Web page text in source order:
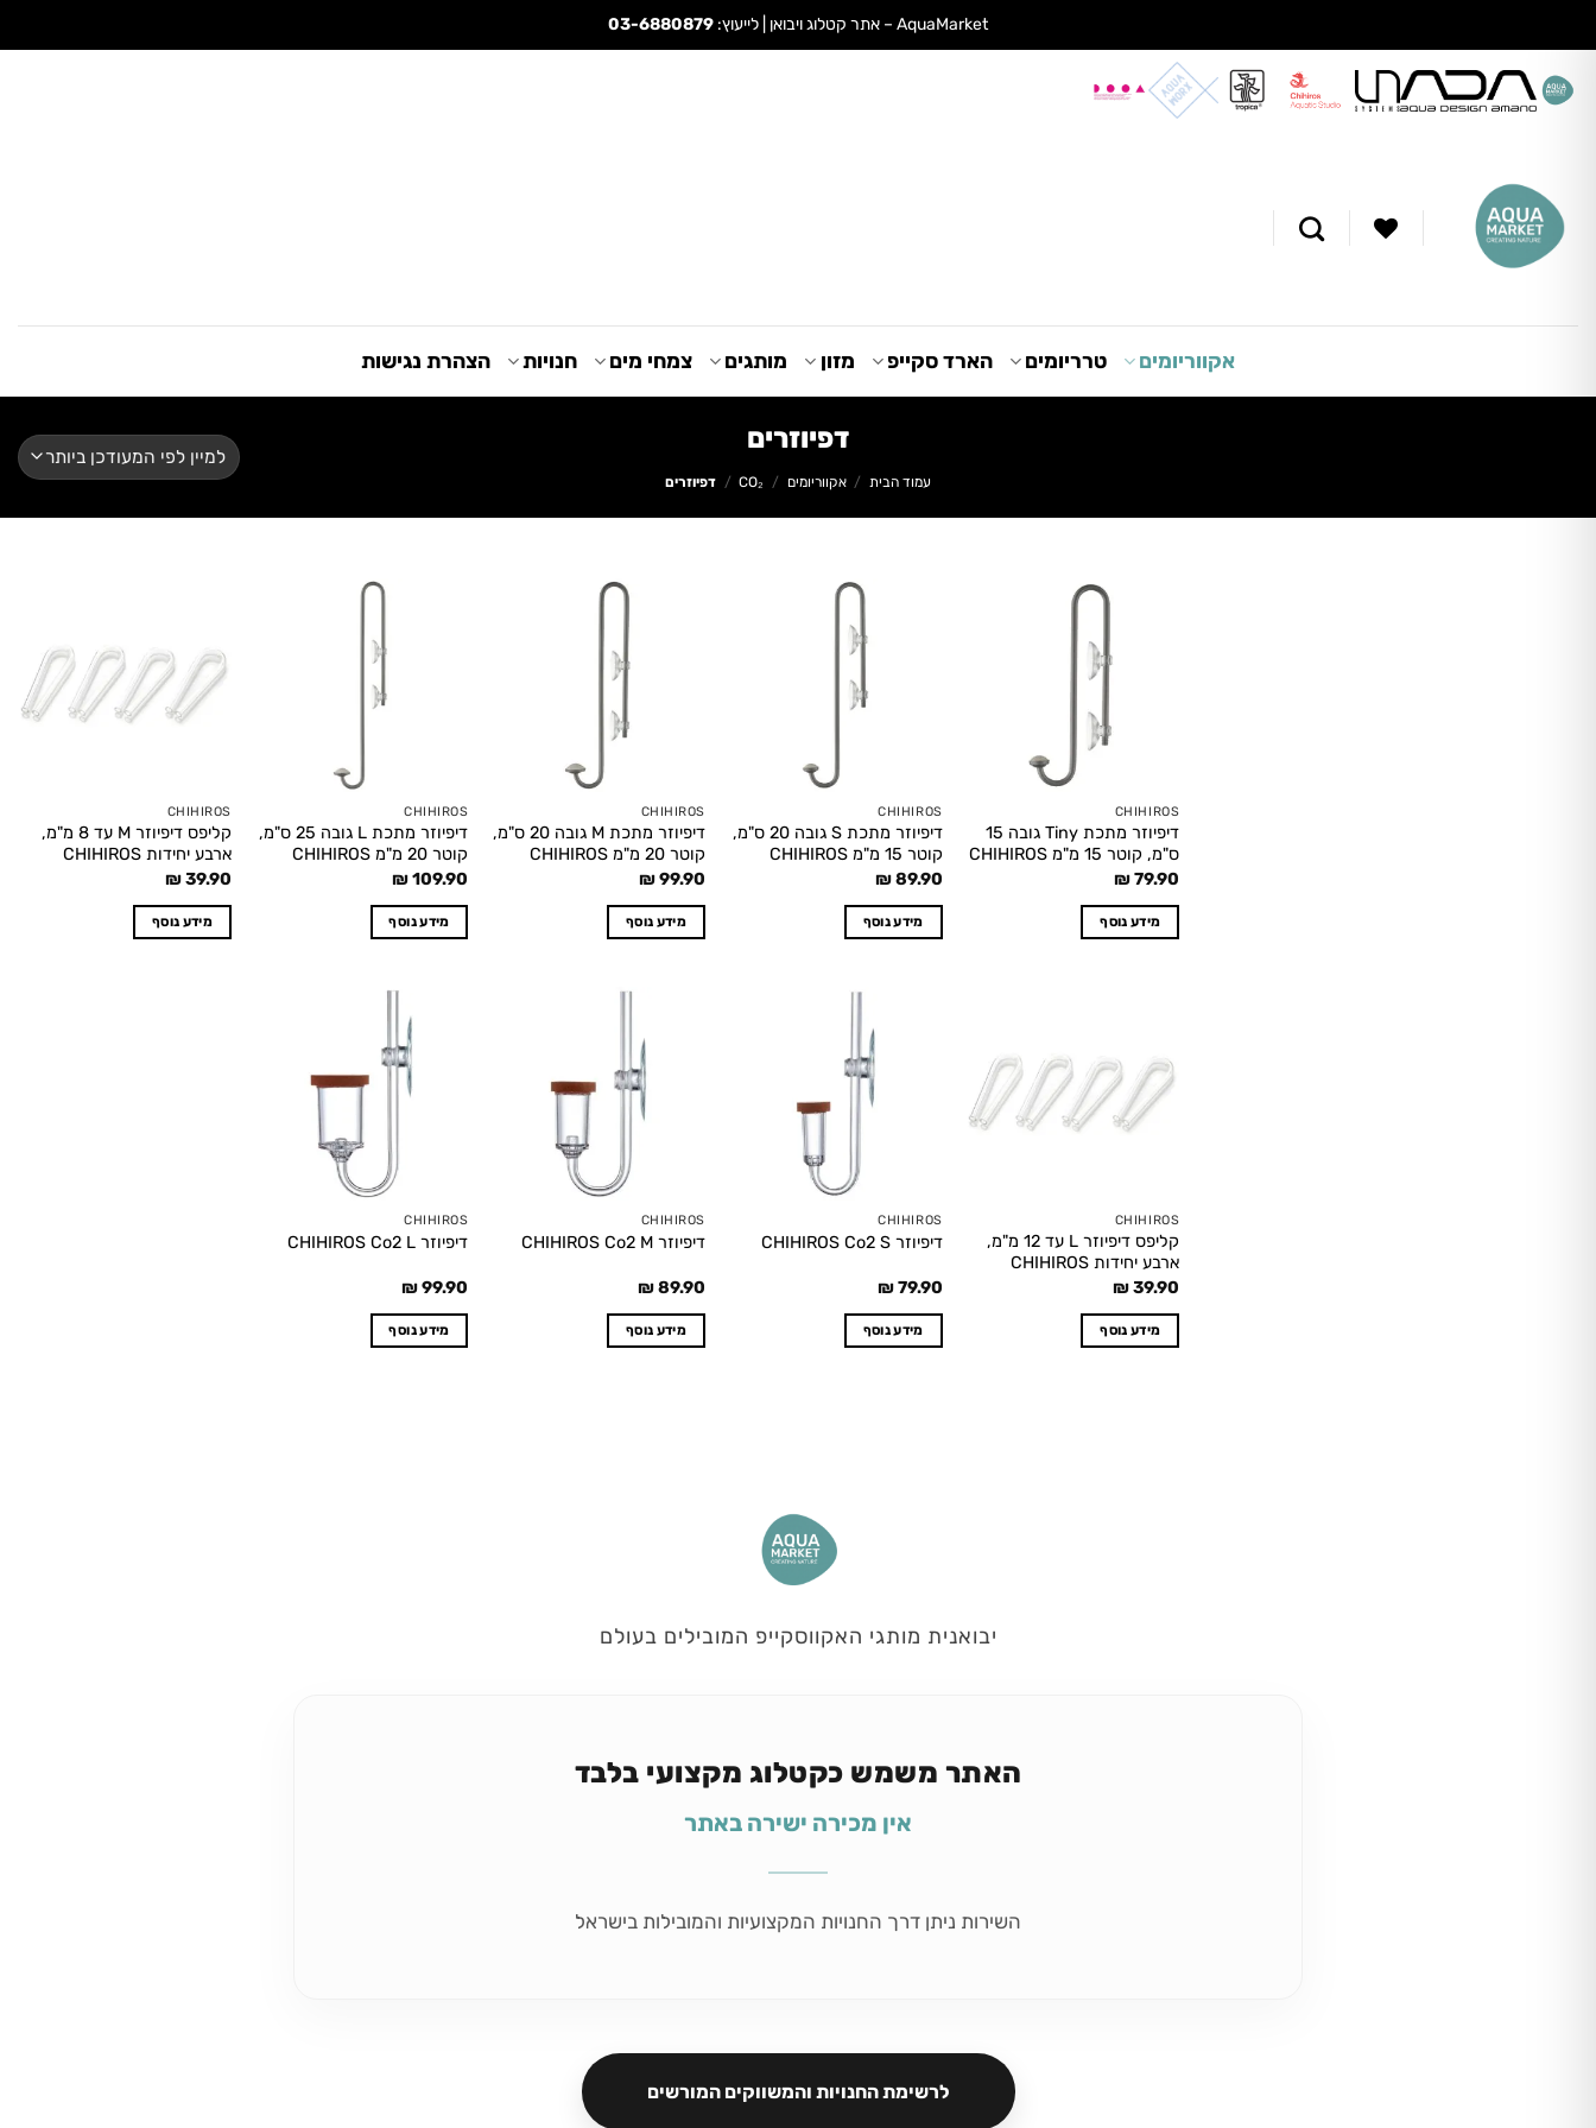
AquaMarket – אתר קטלוג ויבואן | לייעוץ: 03-6880879
אקווריומים טרריומים הארד סקייפ מזון מותגים צמחי מים חנויות הצהרת נגישות
דפיוזרים
עמוד הבית / אקווריומים /
CO₂
/ דפיוזרים
CHIHIROS
דיפיוזר מתכת Tiny גובה 15
ס"מ, קוטר 15 מ"מ CHIHIROS
₪79.90
מידע נוסף
CHIHIROS
דיפיוזר מתכת S גובה 20 ס"מ,
קוטר 15 מ"מ CHIHIROS
₪89.90
מידע נוסף
CHIHIROS
דיפיוזר מתכת M גובה 20 ס"מ,
קוטר 20 מ"מ CHIHIROS
₪99.90
מידע נוסף
CHIHIROS
דיפיוזר מתכת L גובה 25 ס"מ,
קוטר 20 מ"מ CHIHIROS
₪109.90
מידע נוסף
wishlist
CHIHIROS
קליפס דיפיוזר M עד 8 מ"מ,
ארבע יחידות CHIHIROS
₪39.90
מידע נוסף
wishlist
CHIHIROS
קליפס דיפיוזר L עד 12 מ"מ,
ארבע יחידות CHIHIROS
₪39.90
מידע נוסף
CHIHIROS
דיפיוזר CHIHIROS Co2 S
₪79.90
מידע נוסף
CHIHIROS
דיפיוזר CHIHIROS Co2 M
₪89.90
מידע נוסף
CHIHIROS
דיפיוזר CHIHIROS Co2 L
₪99.90
מידע נוסף
יבואנית מותגי האקווסקייפ המובילים בעולם
האתר משמש כקטלוג מקצועי בלבד
אין מכירה ישירה באתר
השירות ניתן דרך החנויות המקצועיות והמובילות בישראל
לרשימת החנויות והמשווקים המורשים